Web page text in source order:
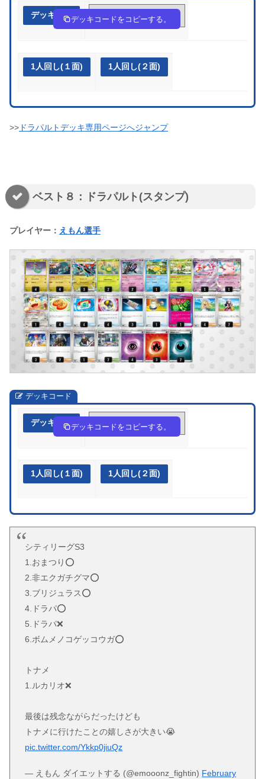
デッキ作成 2RM3pp-zph2Ul-pyyMyp
デッキコードをコピーする。
1人回し(１面) 1人回し(２面)
>> ドラパルトデッキ専用ページへジャンプ
ベスト８：ドラパルト(スタンプ)
プレイヤー： えもん選手
デッキコード
デッキ作成 kkfF1b-rYneE2-Fbk1Vf
デッキコードをコピーする。
1人回し(１面) 1人回し(２面)
シティリーグS3
1.おまつり⭕️
2.非エクガチグマ⭕️
3.ブリジュラス⭕️
4.ドラパ⭕️
5.ドラパ❌
6.ボムメノコゲッコウガ⭕️
トナメ
1.ルカリオ❌
最後は残念ながらだったけども
トナメに行けたことの嬉しさが大きい😭
pic.twitter.com/Ykkp0jiuQz
— えもん ダイエットする (@emooonz_fightin) February